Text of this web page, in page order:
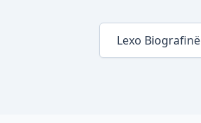
Lexo Biografinë